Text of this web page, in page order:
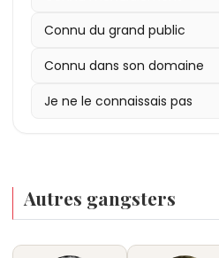
Connu du grand public
Connu dans son domaine
Je ne le connaissais pas
Autres gangsters